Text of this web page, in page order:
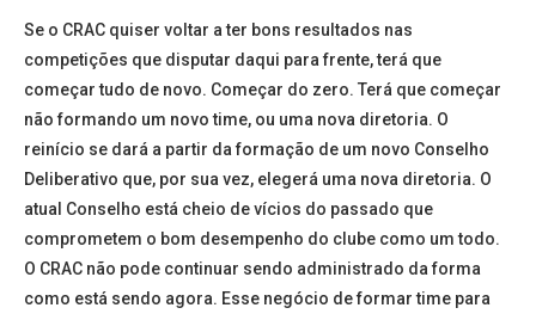
Se o CRAC quiser voltar a ter bons resultados nas
competições que disputar daqui para frente, terá que
começar tudo de novo. Começar do zero. Terá que começar
não formando um novo time, ou uma nova diretoria. O
reinício se dará a partir da formação de um novo Conselho
Deliberativo que, por sua vez, elegerá uma nova diretoria. O
atual Conselho está cheio de vícios do passado que
comprometem o bom desempenho do clube como um todo.
O CRAC não pode continuar sendo administrado da forma
como está sendo agora. Esse negócio de formar time para